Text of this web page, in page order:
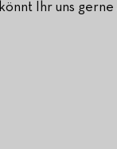
Ihr uns